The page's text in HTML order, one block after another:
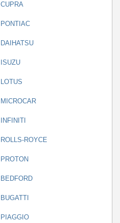
CUPRA
PONTIAC
DAIHATSU
ISUZU
LOTUS
MICROCAR
INFINITI
ROLLS-ROYCE
PROTON
BEDFORD
BUGATTI
PIAGGIO